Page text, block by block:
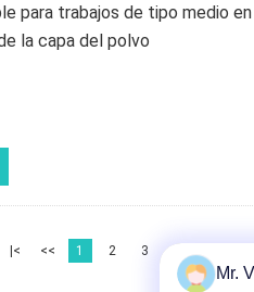
para trabajos de tipo medio
la capa del polvo
|< << 1 2 3
Mr.